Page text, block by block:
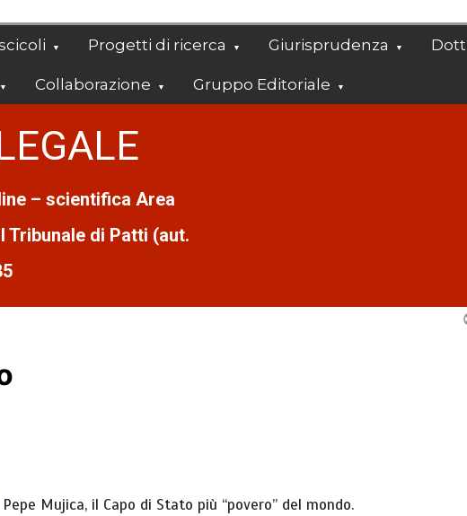
Progetti di ricerca Giurisprudenza
Collaborazione Gruppo Editoriale
– scientifica Area
Tribunale di Patti (aut.
Pepe Mujica, il Capo di Stato più “povero” del mondo.